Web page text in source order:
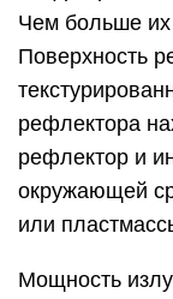
Чем больше
Поверхность
рефлектора
рефлектор и
окружающей
или
Мощность